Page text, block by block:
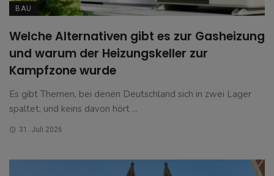
BAU
Welche Alternativen gibt es zur Gasheizung
und warum der Heizungskeller zur
Kampfzone wurde
Es gibt Themen, bei denen Deutschland sich in zwei Lager
spaltet, und keins davon hört ...
31. Juli 2026